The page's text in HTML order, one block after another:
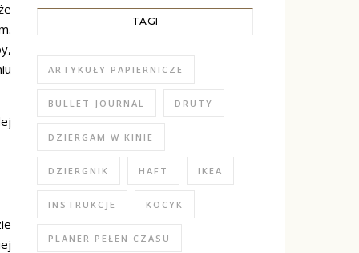
TAGI
ARTYKUŁY PAPIERNICZE
BULLET JOURNAL DRUTY
DZIERGAM W KINIE
DZIERGNIK HAFT IKEA
INSTRUKCJE KOCYK
PLANER PEŁEN CZASU